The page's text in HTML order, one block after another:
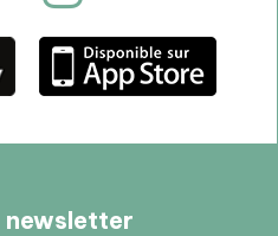
newsletter